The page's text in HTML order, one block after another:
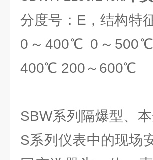
分度号：E，结构特
0～400℃ 0～
400℃ 200～600℃
SBW系列隔爆型、
S系列仪表中的现场